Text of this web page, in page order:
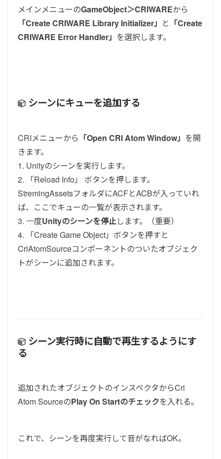
メインメニューのGameObject＞CRIWAREから
「Create CRIWARE Library Initializer」 と 「Create
CRIWARE Error Handler」 を選択します。
シーンにキューを追加する
CRIメニューから 「Open CRI Atom Window」 を開
きます。
1. Unityのシーンを実行します。
2. 「Reload Info」 ボタンを押します。
StremingAssetsフォルダにACFとACBが入っていれ
ば、ここでキューの一覧が表示されます。
3. 一度Unityのシーンを停止します。（重要）
4. 「Create Game Object」ボタンを押すと
CriAtomSourceコンポーネントのついたオブジェク
トがシーンに追加されます。
シーン実行時に自動で再生するようにす
る
追加されたオブジェクトのインスペクタからCri
Atom SourceのPlay On Startのチェックを入れる。
これで、シーンを再度実行して音がなればOK。